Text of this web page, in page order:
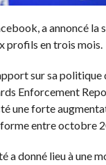
a annoncé la
profils en trois mois.
sur sa politique
Enforcement
une forte
entre octobre
a donné lieu à une